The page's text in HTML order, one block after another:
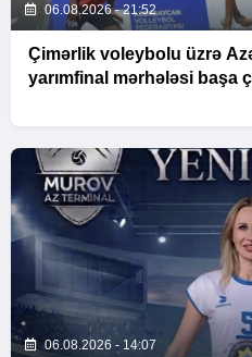
06.08.2026 - 21:52
Çimərlik voleybolu üzrə
yarımfinal mərhələsi başa
06.08.2026 - 14:07